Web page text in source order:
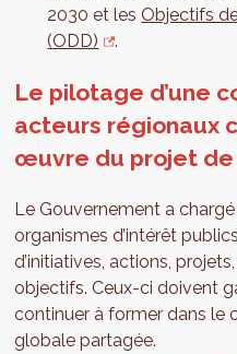
2030 et les Objectifs
(ODD)
.
Le pilotage d’une
acteurs régionaux
œuvre du projet de
Le Gouvernement a
organismes d’intérêt
d’initiatives, actions,
objectifs. Ceux-ci doivent
continuer à former dans le
globale partagée.